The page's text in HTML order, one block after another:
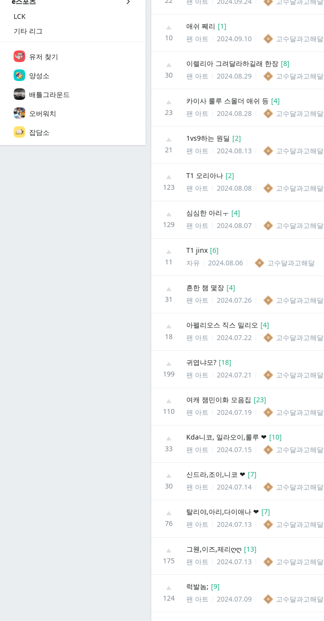
LCK
기타 리그
유저 찾기
양성소
배틀그라운드
오버워치
잡담소
10
애쉬 쩨리 [1]
팬 아트
2024.09.10 고수달과고해달
30
이렐리아 그려달라하길래 한장 [8]
팬 아트
2024.08.29 고수달과고해달
23
카이사 룰루 스몰더 애쉬 등 [4]
팬 아트
2024.08.28 고수달과고해달
21
1vs9하는 원딜 [2]
팬 아트
2024.08.13 고수달과고해달
123
T1 오리아나 [2]
팬 아트
2024.08.08 고수달과고해달
129
심심한 아리ㅜ [4]
팬 아트
2024.08.07 고수달과고해달
11
T1 jinx [6]
자유
2024.08.06 고수달과고해달
31
흔한 챔 몇장 [4]
팬 아트
2024.07.26 고수달과고해달
18
아펠리오스 직스 밀리오 [4]
팬 아트
2024.07.22 고수달과고해달
199
귀엽냐모? [18]
팬 아트
2024.07.21 고수달과고해달
110
여캐 잼민이화 모음집 [23]
팬 아트
2024.07.19 고수달과고해달
33
Kda니코, 일라오이,룰루 ❤︎ [10]
팬 아트
2024.07.15 고수달과고해달
30
신드라,조이,니코 ❤︎ [7]
팬 아트
2024.07.14 고수달과고해달
76
탈리야,아리,다이애나 ❤︎ [7]
팬 아트
2024.07.13 고수달과고해달
175
그웬,이즈,제리ღღ [13]
팬 아트
2024.07.13 고수달과고해달
124
럭발놈; [9]
팬 아트
2024.07.09 고수달과고해달